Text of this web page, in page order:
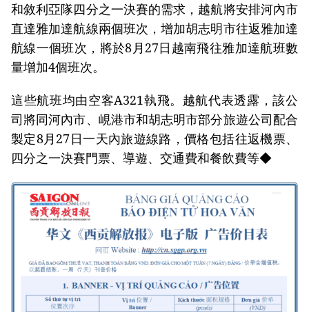
和敘利亞隊四分之一決賽的需求，越航將安排河內市
直達雅加達航線兩個班次，增加胡志明市往返雅加達
航線一個班次，將於8月27日越南飛往雅加達航班數
量增加4個班次。
這些航班均由空客A321執飛。越航代表透露，該公
司將同河內市、峴港市和胡志明市部分旅遊公司配合
製定8月27日一天內旅遊線路，價格包括往返機票、
四分之一決賽門票、導遊、交通費和餐飲費等◆